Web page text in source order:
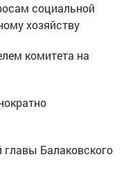
социальной
хозяйству
комитета на
главы Балаковского